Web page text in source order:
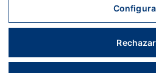
2021/241 del Parlamento Europeo y
Aviso legal|Política de privacidad|Política de
Rechazar